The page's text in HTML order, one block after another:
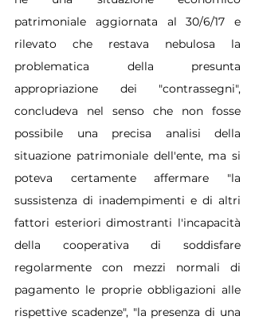
patrimoniale aggiornata al 30/6/17 e
rilevato che restava nebulosa la
problematica della presunta
appropriazione dei "contrassegni",
concludeva nel senso che non fosse
possibile una precisa analisi della
situazione patrimoniale dell'ente, ma si
poteva certamente affermare "la
sussistenza di inadempimenti e di altri
fattori esteriori dimostranti l'incapacità
della cooperativa di soddisfare
regolarmente con mezzi normali di
pagamento le proprie obbligazioni alle
rispettive scadenze", "la presenza di una